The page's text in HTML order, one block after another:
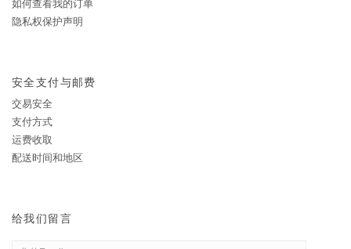
如何查看我的订单
隐私权保护声明
安全支付与邮费
交易安全
支付方式
运费收取
配送时间和地区
给我们留言